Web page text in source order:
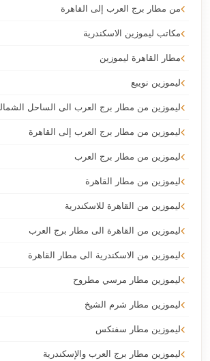
من مطار برج العرب إلى القاهرة
مكاتب ليموزين الاسكندرية
مطار القاهرة ليموزين
ليموزين نويبع
ليموزين من مطار برج العرب الى الساحل الشمالي
ليموزين من مطار برج العرب إلى القاهرة
ليموزين من مطار برج العرب
ليموزين من مطار القاهرة
ليموزين من القاهرة للاسكندرية
ليموزين من القاهرة الى مطار برج العرب
ليموزين من الاسكندرية الى مطار القاهرة
ليموزين مطار مرسي مطروح
ليموزين مطار شرم الشيخ
ليموزين مطار سفنكس
ليموزين مطار برج العرب والإسكندرية